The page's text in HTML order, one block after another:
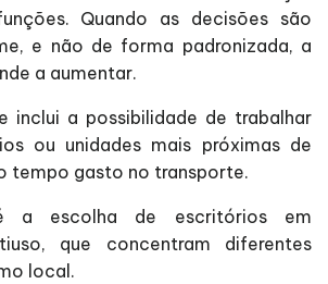
Quando as decisões são
e não de forma padronizada, a
a aumentar.
inclui a possibilidade de trabalhar
ou unidades mais próximas de
tempo gasto no transporte.
a escolha de escritórios em
que concentram diferentes
local.